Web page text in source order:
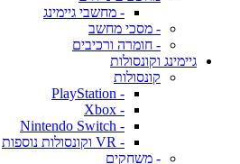
- מחשבי גיימינג
- מסכי מחשב
- חומרה ורכיבים
גיימינג וקונסולות
קונסולות
- PlayStation
- Xbox
- Nintendo Switch
- VR וקונסולות נוספות
- משחקים